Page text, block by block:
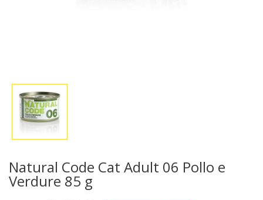
Natural Code Cat Adult 06 Pollo e
Verdure 85 g